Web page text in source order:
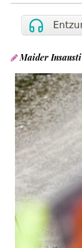
Maider Insausti